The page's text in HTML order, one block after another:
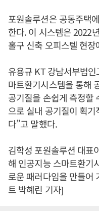
포원솔루션은 공동주택
한다. 이 시스템은 2022
홀구 신축 오피스텔 현
유용규 KT 강남서부법
마트환기시스템을 통해
공기질을 손쉽게 측정할
으로 실내 공기질이 획
다”고 말했다.
김학성 포원솔루션 대표
해 인공지능 스마트환기
로운 패러다임을 만들어
트 박혜린 기자]